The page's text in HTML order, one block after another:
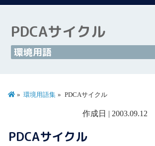
PDCAサイクル
環境用語
環境用語集 PDCAサイクル
作成日 | 2003.09.12
PDCAサイクル